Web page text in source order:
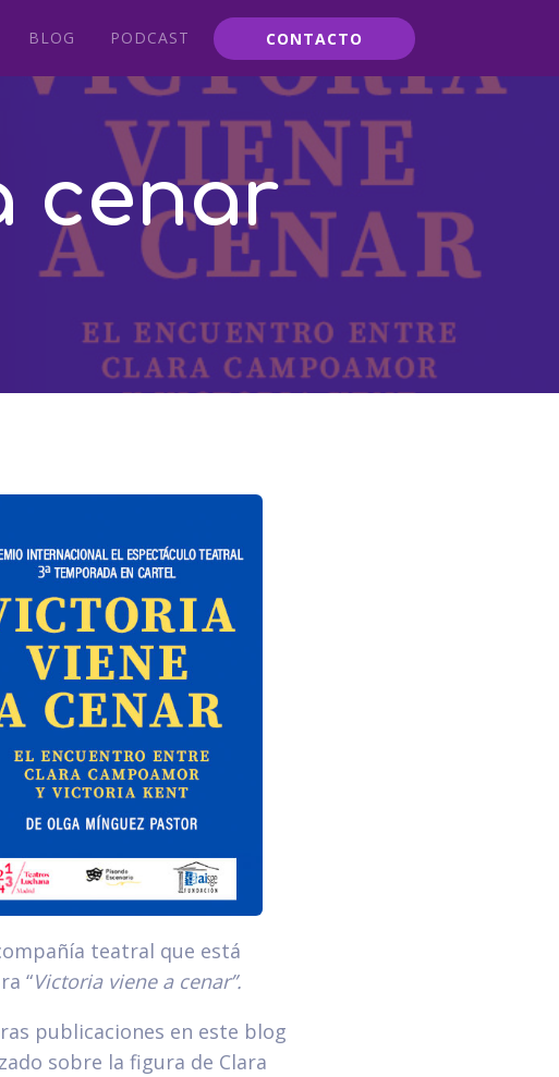
BLOG PODCAST CONTACTO
cenar
teatral que está
“Victoria viene a cenar”.
publicaciones en este blog
sobre la figura de Clara